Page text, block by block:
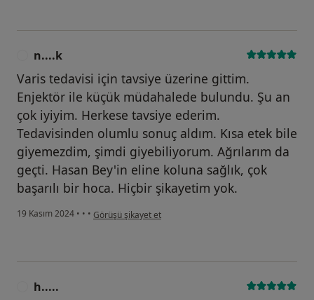
n....k
Varis tedavisi için tavsiye üzerine gittim.
Enjektör ile küçük müdahalede bulundu. Şu an
çok iyiyim. Herkese tavsiye ederim.
Tedavisinden olumlu sonuç aldım. Kısa etek bile
giyemezdim, şimdi giyebiliyorum. Ağrılarım da
geçti. Hasan Bey'in eline koluna sağlık, çok
başarılı bir hoca. Hiçbir şikayetim yok.
19 Kasım 2024 • • • kullanıcının görüşüne göre n....k
Görüşü şikayet et
h.....